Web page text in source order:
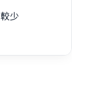
較少